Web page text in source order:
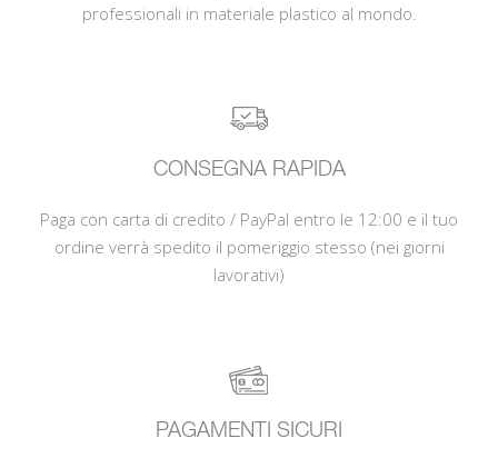
professionali in materiale plastico al mondo.
CONSEGNA RAPIDA
Paga con carta di credito / PayPal entro le 12:00 e il tuo
ordine verrà spedito il pomeriggio stesso (nei giorni
lavorativi)
PAGAMENTI SICURI